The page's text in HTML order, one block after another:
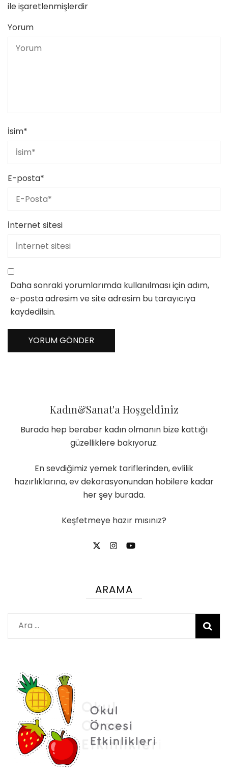
ile işaretlenmişlerdir
Yorum
İsim*
E-posta*
İnternet sitesi
Daha sonraki yorumlarımda kullanılması için adım,
e-posta adresim ve site adresim bu tarayıcıya
kaydedilsin.
Kadın&Sanat'a Hoşgeldiniz
Burada hep beraber kadın olmanın bize kattığı
güzelliklere bakıyoruz.
En sevdiğimiz yemek tariflerinden, evlilik
hazırlıklarına, ev dekorasyonundan hobilere kadar
her şey burada.
Keşfetmeye hazır mısınız?
ARAMA
Arama: